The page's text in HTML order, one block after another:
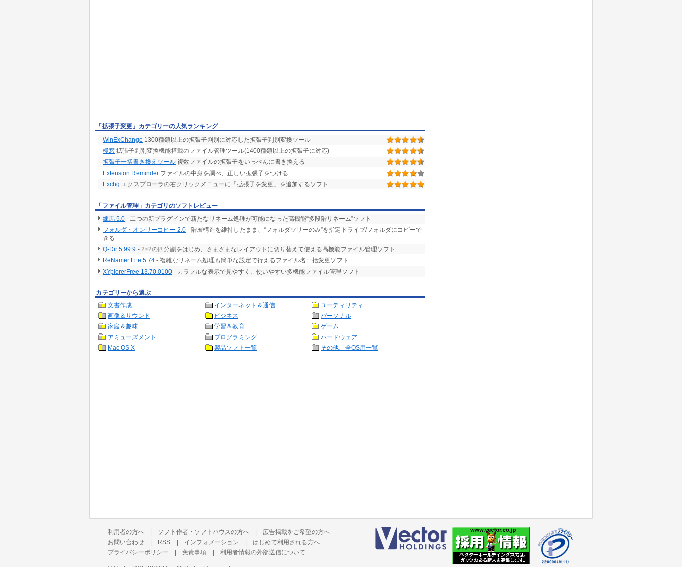
「拡張子変更」カテゴリーの人気ランキング
WinExChange 1300種類以上の拡張子判別に対応した拡張子判別変換ツール
極窓 拡張子判別変換機能搭載のファイル管理ツール(1400種類以上の拡張子に対応)
拡張子一括書き換えツール 複数ファイルの拡張子をいっぺんに書き換える
Extension Reminder ファイルの中身を調べ、正しい拡張子をつける
Exchg エクスプローラの右クリックメニューに「拡張子を変更」を追加するソフト
「ファイル管理」カテゴリのソフトレビュー
練馬 5.0 - 二つの新プラグインで新たなリネーム処理が可能になった高機能“多段階リネーム”ソフト
フォルダ・オンリーコピー 2.0 - 階層構造を維持したまま、“フォルダツリーのみ”を指定ドライブ/フォルダにコピーで
きる
Q-Dir 5.99.9 - 2×2の四分割をはじめ、さまざまなレイアウトに切り替えて使える高機能ファイル管理ソフト
ReNamer Lite 5.74 - 複雑なリネーム処理も簡単な設定で行えるファイル名一括変更ソフト
XYplorerFree 13.70.0100 - カラフルな表示で見やすく、使いやすい多機能ファイル管理ソフト
カテゴリーから選ぶ
文書作成
インターネット＆通信
ユーティリティ
画像＆サウンド
ビジネス
パーソナル
家庭＆趣味
学習＆教育
ゲーム
アミューズメント
プログラミング
ハードウェア
Mac OS X
製品ソフト一覧 その他、全OS用一覧
利用者の方へ | ソフト作者・ソフトハウスの方へ | 広告掲載をご希望の方へ
お問い合わせ | RSS | インフォメーション | はじめて利用される方へ
プライバシーポリシー | 免責事項 | 利用者情報の外部送信について